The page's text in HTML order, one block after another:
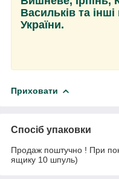
Васильків та
України.
Приховати
Спосіб упаковки
Продаж поштучно ! При
ящику 10 шпуль)